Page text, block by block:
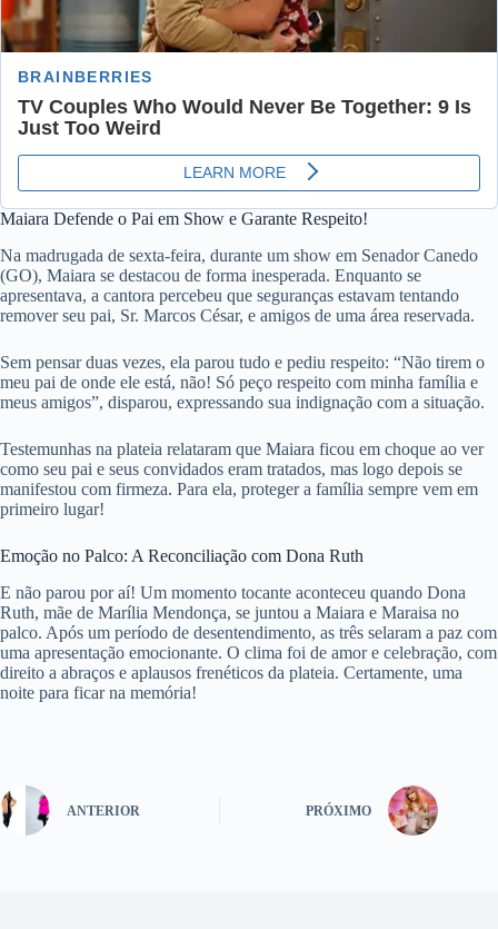
Maiara Defende o Pai em Show e Garante Respeito!
Na madrugada de sexta-feira, durante um show em Senador Canedo
(GO), Maiara se destacou de forma inesperada. Enquanto se
apresentava, a cantora percebeu que seguranças estavam tentando
remover seu pai, Sr. Marcos César, e amigos de uma área reservada.
Sem pensar duas vezes, ela parou tudo e pediu respeito: “Não tirem o
meu pai de onde ele está, não! Só peço respeito com minha família e
meus amigos”, disparou, expressando sua indignação com a situação.
Testemunhas na plateia relataram que Maiara ficou em choque ao ver
como seu pai e seus convidados eram tratados, mas logo depois se
manifestou com firmeza. Para ela, proteger a família sempre vem em
primeiro lugar!
Emoção no Palco: A Reconciliação com Dona Ruth
E não parou por aí! Um momento tocante aconteceu quando Dona
Ruth, mãe de Marília Mendonça, se juntou a Maiara e Maraisa no
palco. Após um período de desentendimento, as três selaram a paz com
uma apresentação emocionante. O clima foi de amor e celebração, com
direito a abraços e aplausos frenéticos da plateia. Certamente, uma
noite para ficar na memória!
ANTERIOR PRÓXIMO